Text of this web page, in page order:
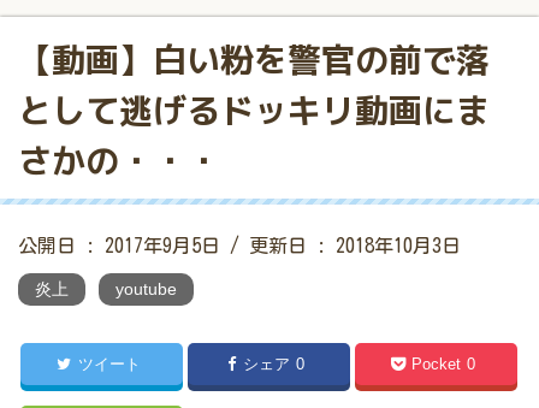
【動画】白い粉を警官の前で落
として逃げるドッキリ動画にま
さかの・・・
公開日 : 2017年9月5日 / 更新日 : 2018年10月3日
炎上 youtube
ツイート シェア 0 Pocket 0